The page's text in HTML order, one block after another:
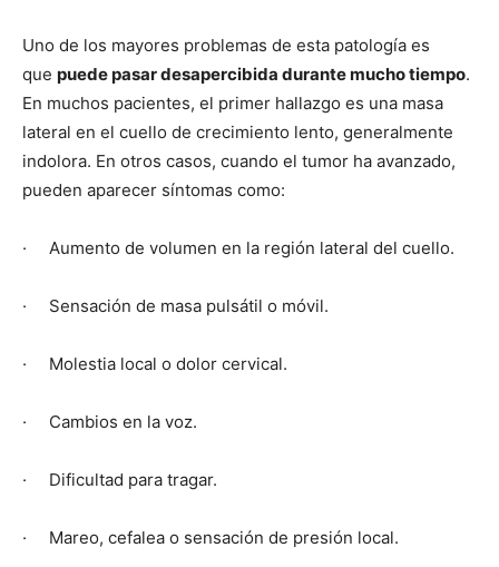
Uno de los mayores problemas de esta patología es
que puede pasar desapercibida durante mucho tiempo.
En muchos pacientes, el primer hallazgo es una masa
lateral en el cuello de crecimiento lento, generalmente
indolora. En otros casos, cuando el tumor ha avanzado,
pueden aparecer síntomas como:
· Aumento de volumen en la región lateral del cuello.
· Sensación de masa pulsátil o móvil.
· Molestia local o dolor cervical.
· Cambios en la voz.
· Dificultad para tragar.
· Mareo, cefalea o sensación de presión local.